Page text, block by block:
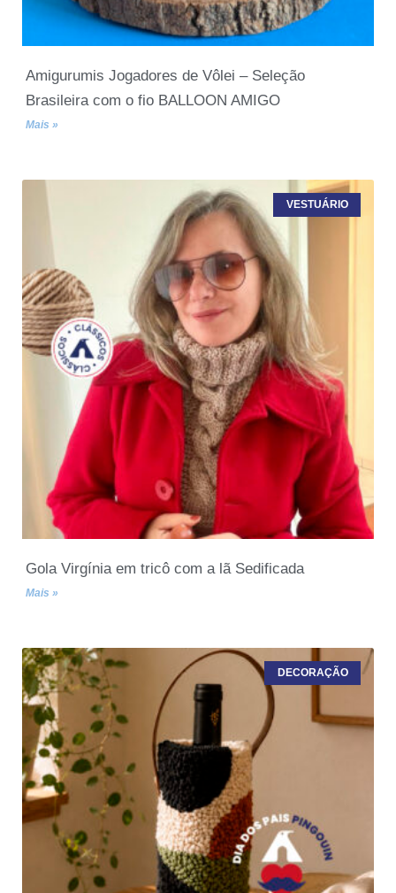
Amigurumis Jogadores de Vôlei – Seleção
Brasileira com o fio BALLOON AMIGO
Mais »
VESTUÁRIO
Gola Virgínia em tricô com a lã Sedificada
Mais »
DECORAÇÃO